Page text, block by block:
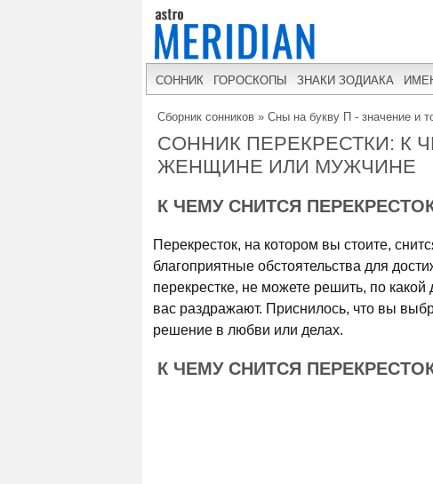
СОННИК ГОРОСКОПЫ ЗНАКИ ЗОДИАКА
Сборник сонников » Сны на букву П - значение и
СОННИК ПЕРЕКРЕСТКИ: К
ЖЕНЩИНЕ ИЛИ МУЖЧИНЕ
К ЧЕМУ СНИТСЯ
Перекресток, на котором вы стоите,
благоприятные обстоятельства для
перекрестке, не можете решить, по
вас раздражают. Приснилось, что вы
решение в любви или делах.
К ЧЕМУ СНИТСЯ